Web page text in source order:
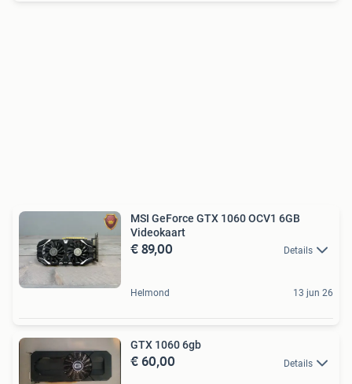
MSI GeForce GTX 1060 OCV1 6GB
Videokaart
€ 89,00 Details
Helmond 13 jun 26
GTX 1060 6gb
€ 60,00 Details